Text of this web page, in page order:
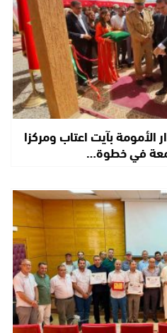
الأمومة بآيت اعتاب ومركزا
في خطوة…